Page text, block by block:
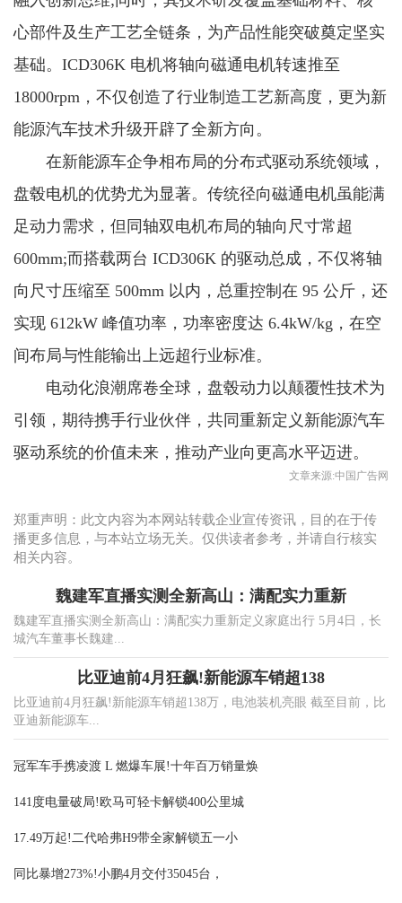
心部件及生产工艺全链条，为产品性能突破奠定坚实
基础。ICD306K 电机将轴向磁通电机转速推至
18000rpm，不仅创造了行业制造工艺新高度，更为新
能源汽车技术升级开辟了全新方向。
在新能源车企争相布局的分布式驱动系统领域，
盘毂电机的优势尤为显著。传统径向磁通电机虽能满
足动力需求，但同轴双电机布局的轴向尺寸常超
600mm;而搭载两台 ICD306K 的驱动总成，不仅将轴
向尺寸压缩至 500mm 以内，总重控制在 95 公斤，还
实现 612kW 峰值功率，功率密度达 6.4kW/kg，在空
间布局与性能输出上远超行业标准。
电动化浪潮席卷全球，盘毂动力以颠覆性技术为
引领，期待携手行业伙伴，共同重新定义新能源汽车
驱动系统的价值未来，推动产业向更高水平迈进。
文章来源:中国广告网
郑重声明：此文内容为本网站转载企业宣传资讯，目的在于传
播更多信息，与本站立场无关。仅供读者参考，并请自行核实
相关内容。
魏建军直播实测全新高山：满配实力重新
魏建军直播实测全新高山：满配实力重新定义家庭出行 5月4日，长
城汽车董事长魏建...
比亚迪前4月狂飙!新能源车销超138
比亚迪前4月狂飙!新能源车销超138万，电池装机亮眼 截至目前，比
亚迪新能源车...
冠军车手携凌渡 L 燃爆车展!十年百万销量焕
141度电量破局!欧马可轻卡解锁400公里城
17.49万起!二代哈弗H9带全家解锁五一小
同比暴增273%!小鹏4月交付35045台，